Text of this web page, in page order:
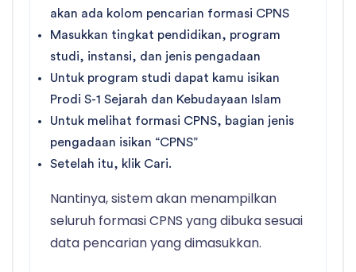
akan ada kolom pencarian formasi CPNS
Masukkan tingkat pendidikan, program
studi, instansi, dan jenis pengadaan
Untuk program studi dapat kamu isikan
Prodi S-1 Sejarah dan Kebudayaan Islam
Untuk melihat formasi CPNS, bagian jenis
pengadaan isikan “CPNS”
Setelah itu, klik Cari.
Nantinya, sistem akan menampilkan
seluruh formasi CPNS yang dibuka sesuai
data pencarian yang dimasukkan.